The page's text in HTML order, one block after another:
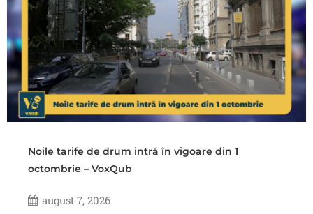
Noile tarife de drum intră în vigoare din 1
octombrie – VoxQub
august 7, 2026